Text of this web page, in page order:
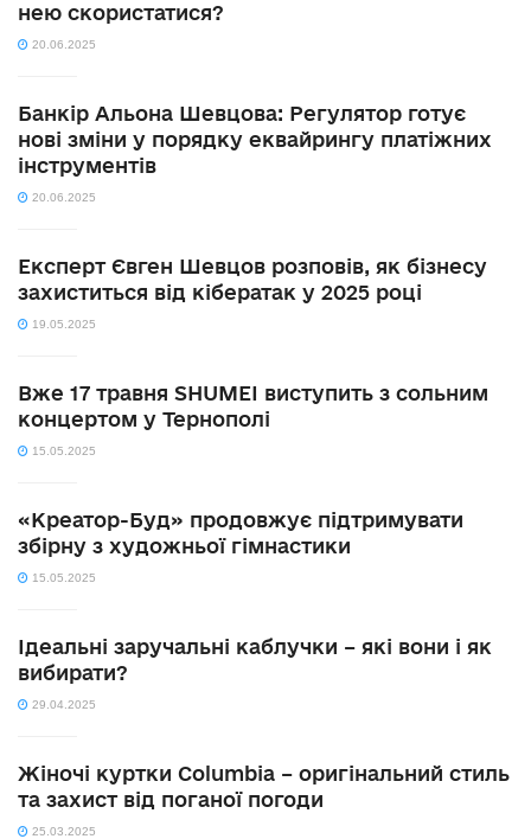
нею скористатися?
20.06.2025
Банкір Альона Шевцова: Регулятор готує
нові зміни у порядку еквайрингу платіжних
інструментів
20.06.2025
Експерт Євген Шевцов розповів, як бізнесу
захиститься від кібератак у 2025 році
19.05.2025
Вже 17 травня SHUMEI виступить з сольним
концертом у Тернополі
15.05.2025
«Креатор-Буд» продовжує підтримувати
збірну з художньої гімнастики
15.05.2025
Ідеальні заручальні каблучки – які вони і як
вибирати?
29.04.2025
Жіночі куртки Columbia – оригінальний стиль
та захист від поганої погоди
25.03.2025